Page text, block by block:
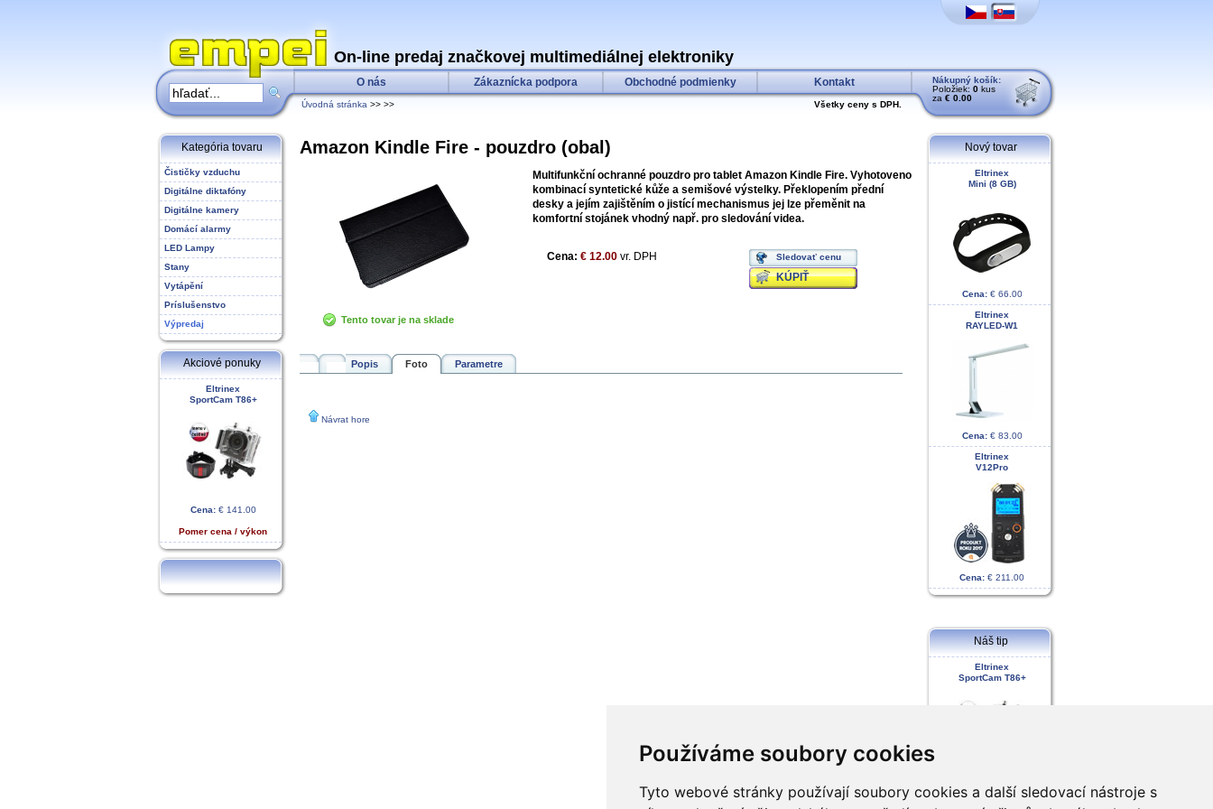
Používáme soubory cookies
Tyto webové stránky používají soubory cookies a další sledovací nástroje s
On-line predaj značkovej multimediálnej elektroniky
O nás Zákaznícka podpora Obchodné podmienky Kontakt
Úvodná stránka >> >> Všetky ceny s DPH.
Nákupný košík:
Položiek: 0 kus
za € 0.00
Kategória tovaru
Čističky vzduchu
Digitálne diktafóny
Digitálne kamery
Domácí alarmy
LED Lampy
Stany
Vytápění
Príslušenstvo
Výpredaj
Akciové ponuky
Eltrinex
SportCam T86+
Cena:€ 141.00
Pomer cena / výkon
Amazon Kindle Fire - pouzdro (obal)
Tento tovar je na sklade
Multifunkční ochranné pouzdro pro tablet Amazon Kindle Fire. Vyhotoveno
kombinací syntetické kůže a semišové výstelky. Překlopením přední
desky a jejím zajištěním o jistící mechanismus jej lze přeměnit na
komfortní stojánek vhodný např. pro sledování videa.
Cena: € 12.00 vr. DPH Sledovať cenu
KÚPIŤ
Popis Foto Parametre
Návrat hore
Nový tovar
Eltrinex
Mini (8 GB)
Cena:€ 66.00
Eltrinex
RAYLED-W1
Cena:€ 83.00
Eltrinex
V12Pro
Cena: € 211.00
Náš tip
Eltrinex
SportCam T86+
Cena: € 141.00